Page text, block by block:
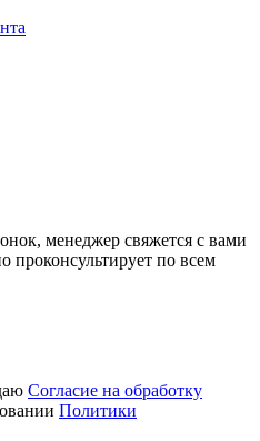
менеджер свяжется с вами
проконсультирует по всем
Согласие на обработку
Политики